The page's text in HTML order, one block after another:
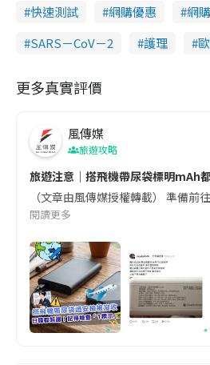
快速測試
網購優惠 網
SARS－CoV－2
護理
更多真實評價
風傳媒
旅遊攻略
旅遊注意｜搭飛機帶尿袋標明mAh
（文章由風傳媒授權轉載） 準備
閱讀更多